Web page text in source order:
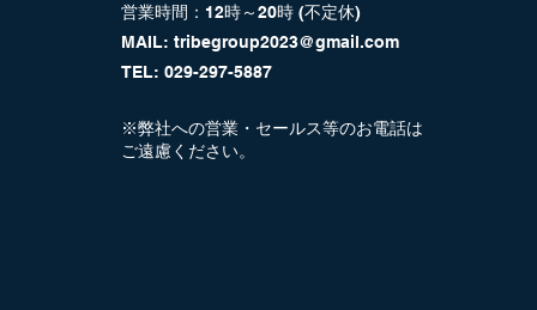
営業時間：12時～20時​ (不定休)
MAIL:tribegroup2023@gmail.com
TEL: 029-297-5887
※弊社への営業・セールス等のお電話は
​ご遠慮ください。